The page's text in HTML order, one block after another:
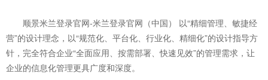
顺景米兰登录官网-米兰登录官网（中国） 以“精细管理、敏捷经
营”的设计理念，以“规范化、平台化、行业化、精细化”的设计指导方
针，完全符合企业“全面应用、按需部署、快速见效”的管理需求，让
企业的信息化管理更具广度和深度。